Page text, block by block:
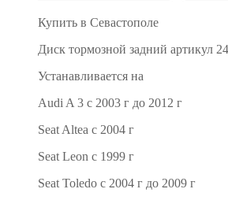
Купить в Севастополе
Диск тормозной задний артикул
Устанавливается на
Audi A 3 с 2003 г до 2012 г
Seat Altea с 2004 г
Seat Leon с 1999 г
Seat Toledo с 2004 г до 2009 г